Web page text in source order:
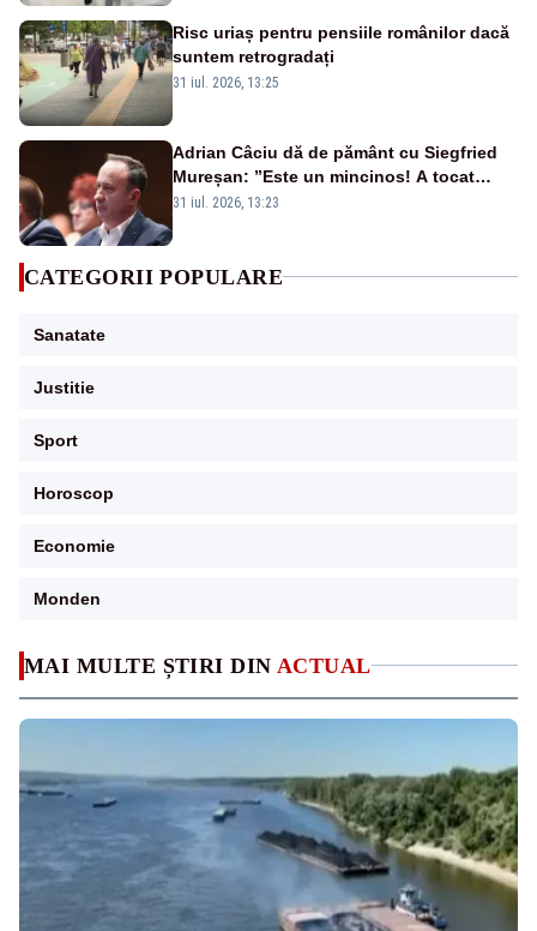
MAI MULTE ȘTIRI DIN ACTUAL
Risc uriaș pentru pensiile românilor dacă
suntem retrogradați
31 iul. 2026, 13:25
Adrian Câciu dă de pământ cu Siegfried
Mureșan: ”Este un mincinos! A tocat
fonduri europene la Bruxelles”
31 iul. 2026, 13:23
CATEGORII POPULARE
Sanatate
Justitie
Sport
Horoscop
Economie
Monden